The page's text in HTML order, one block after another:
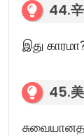
44.
இது
45.